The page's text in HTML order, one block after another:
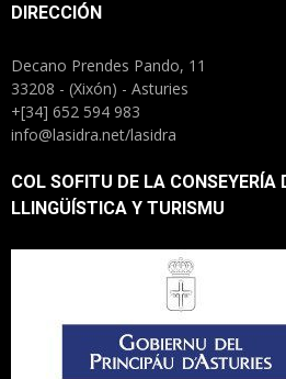
DIRECCIÓN
Decano Prendes Pando, 11
33208 - (Xixón) - Asturies
+[34] 652 594 983
info@lasidra.net/lasidra
COL SOFITU DE LA
LLINGÜÍSTICA Y TURISMU